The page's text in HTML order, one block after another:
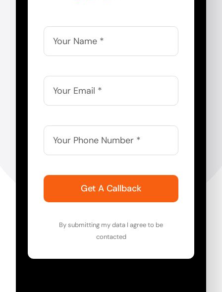
Get A Callback
By submitting my data I agree to be
contacted